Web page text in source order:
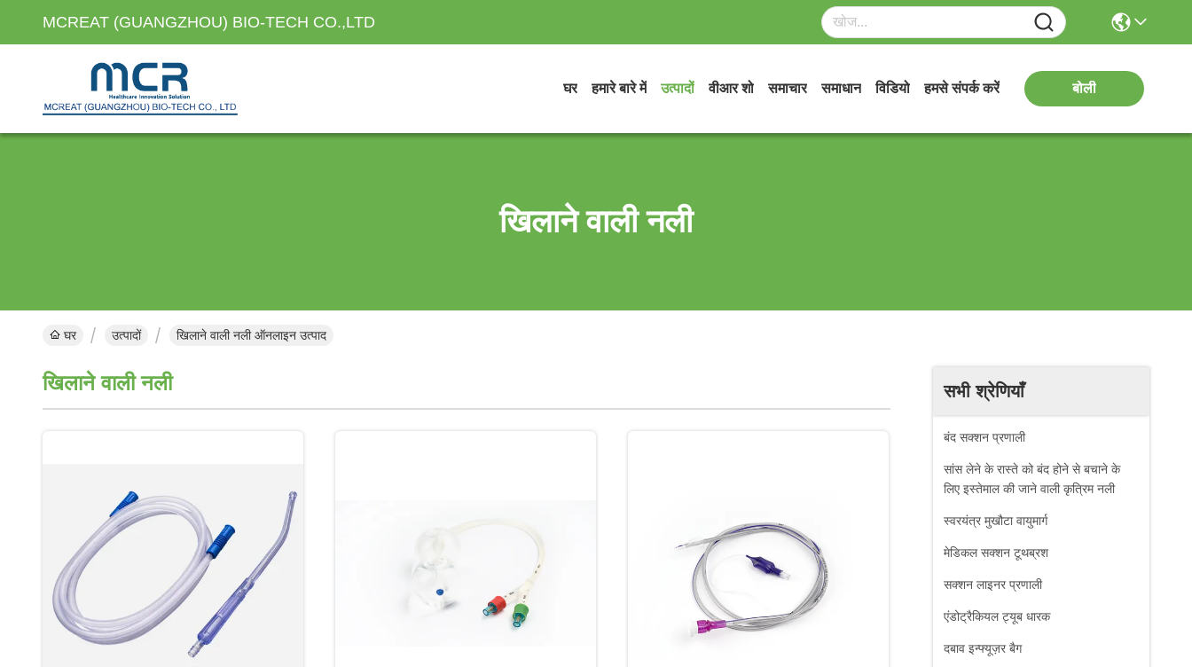
MCREAT (GUANGZHOU) BIO-TECH CO.,LTD
घर हमारे बारे में उत्पादों वीआर शो समाचार समाधान विडियो हमसे संपर्क करें बोली
खिलाने वाली नली
घर उत्पादों खिलाने वाली नली ऑनलाइन उत्पाद
सभी श्रेणियाँ
बंद सक्शन प्रणाली
सांस लेने के रास्ते को बंद होने से बचाने के
लिए इस्तेमाल की जाने वाली कृत्रिम नली
स्वरयंत्र मुखौटा वायुमार्ग
मेडिकल सक्शन टूथब्रश
सक्शन लाइनर प्रणाली
एंडोट्रैकियल ट्यूब धारक
दबाव इन्फ्यूज़र बैग
खिलाने वाली नली